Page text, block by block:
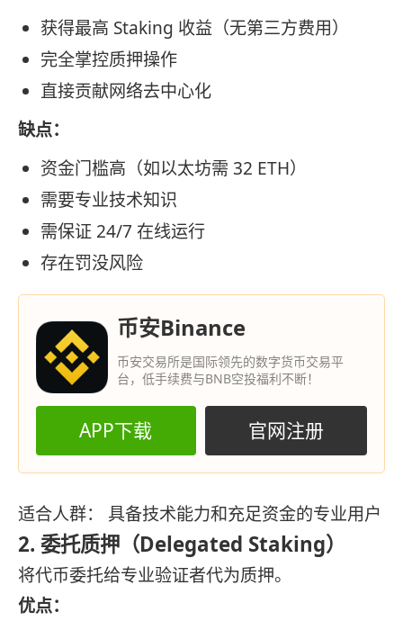
获得最高 Staking 收益（无第三方费用）
完全掌控质押操作
直接贡献网络去中心化
缺点：
资金门槛高（如以太坊需 32 ETH）
需要专业技术知识
需保证 24/7 在线运行
存在罚没风险
币安Binance
币安交易所是国际领先的数字货币交易平
台，低手续费与BNB空投福利不断！
APP下载 官网注册
适合人群： 具备技术能力和充足资金的专业用户
2. 委托质押（Delegated Staking）
将代币委托给专业验证者代为质押。
优点：